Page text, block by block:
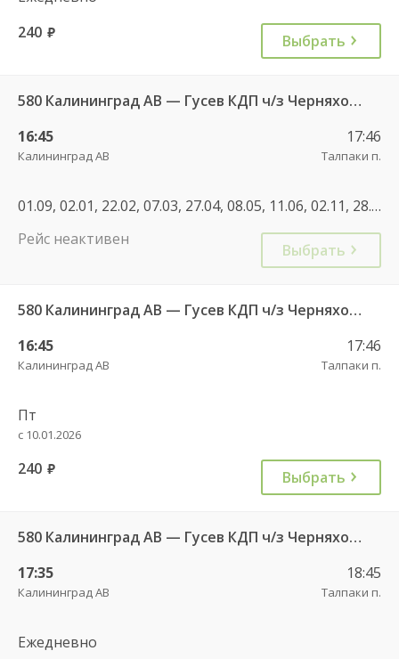
240 руб. Выбрать
580 Калининград АВ — Гусев КДП ч/з Черняховск АС
16:45
Калининград АВ
17:46
Талпаки п.
01.09, 02.01, 22.02, 07.03, 27.04, 08.05, 11.06, 02.11, 28.12, 02.01, 30.04, 07.05, 11.06, 01.11, 07.12, 01.01, 02.01
Рейс неактивен
Выбрать
580 Калининград АВ — Гусев КДП ч/з Черняховск АС
16:45
Калининград АВ
17:46
Талпаки п.
Пт
с 10.01.2026
240 руб. Выбрать
580 Калининград АВ — Гусев КДП ч/з Черняховск АС
17:35
Калининград АВ
18:45
Талпаки п.
Ежедневно